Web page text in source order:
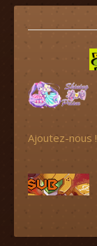
Ajoutez-nous !